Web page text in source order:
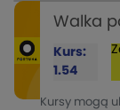
Walka
Kurs:
1.54
Kursy mogą